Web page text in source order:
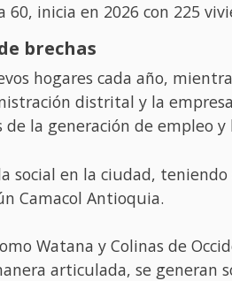
60, inicia en 2026 con 225
brechas
hogares cada año,
distrital y la
la generación de empleo
social en la ciudad,
Camacol Antioquia.
Watana y Colinas de
articulada, se generan